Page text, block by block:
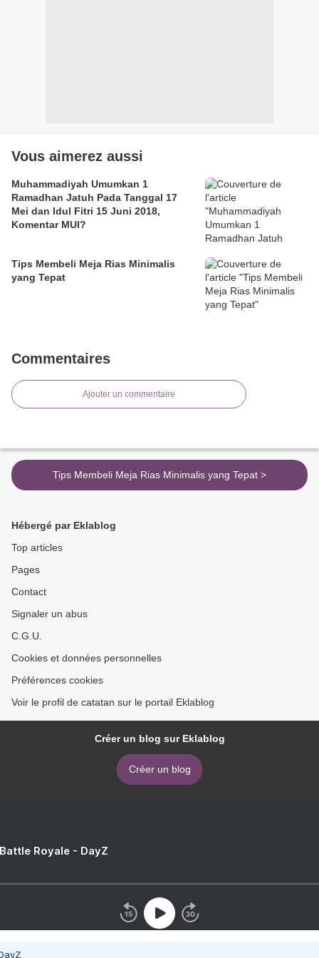
Vous aimerez aussi
Muhammadiyah Umumkan 1
Ramadhan Jatuh Pada Tanggal 17
Mei dan Idul Fitri 15 Juni 2018,
Komentar MUI?
Tips Membeli Meja Rias Minimalis
yang Tepat
Commentaires
Ajouter un commentaire
Tips Membeli Meja Rias Minimalis yang Tepat >
Hébergé par Eklablog
Top articles
Pages
Contact
Signaler un abus
C.G.U.
Cookies et données personnelles
Préférences cookies
Voir le profil de catatan sur le portail Eklablog
Créer un blog sur Eklablog
Créer un blog
Royale - DayZ